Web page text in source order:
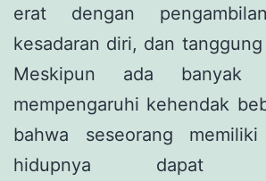
erat dengan
kesadaran diri, dan
Meskipun ada banyak
mempengaruhi kehendak
bahwa seseorang
hidupnya dapat